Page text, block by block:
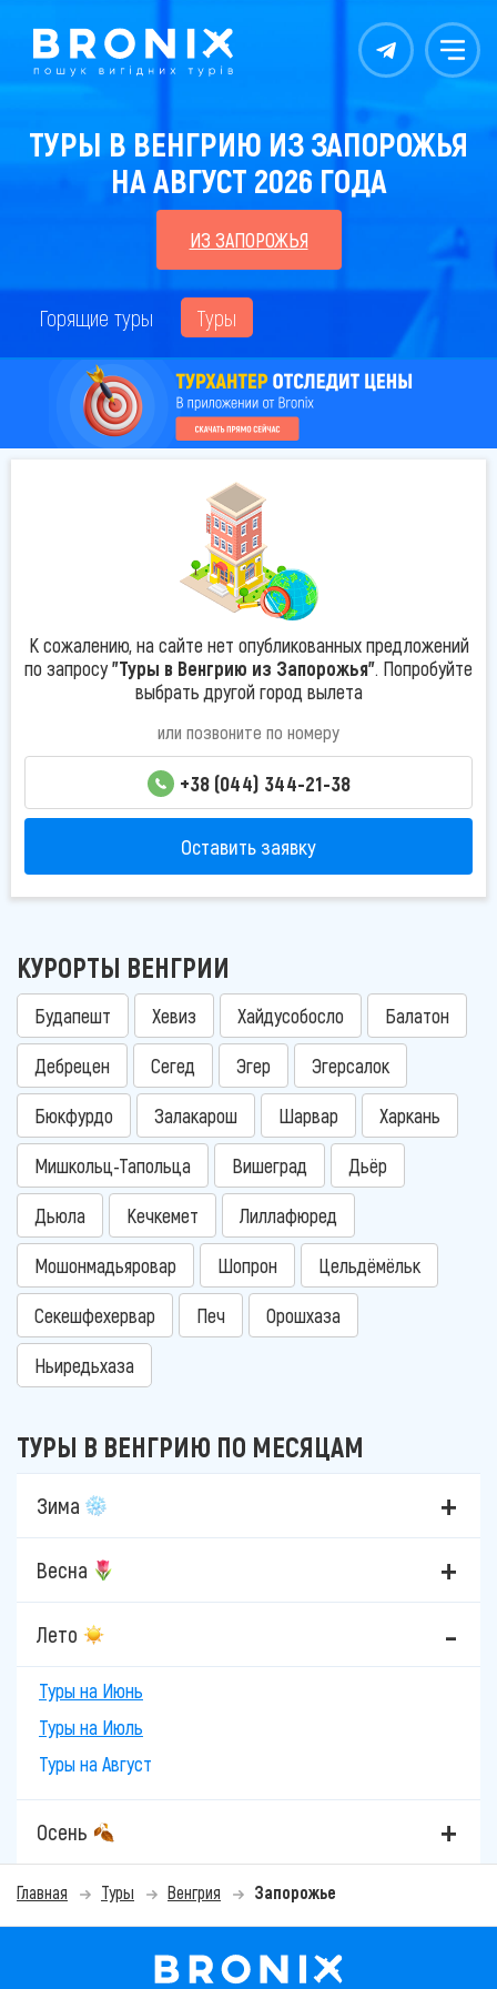
Контакты Меню
ТУРЫ В ВЕНГРИЮ ИЗ ЗАПОРОЖЬЯ
НА АВГУСТ 2026 ГОДА
ИЗ ЗАПОРОЖЬЯ
Горящие туры Туры
К сожалению, на сайте нет опубликованных предложений
по запросу"Туры в Венгрию из Запорожья". Попробуйте
выбрать другой город вылета
или позвоните по номеру
+38 (044) 344-21-38
Оставить заявку
КУРОРТЫ ВЕНГРИИ
Будапешт Хевиз Хайдусобосло Балатон
Дебрецен Сегед Эгер Эгерсалок
Бюкфурдо Залакарош Шарвар Харкань
Мишкольц-Тапольца Вишеград Дьёр
Дьюла Кечкемет Лиллафюред
Мошонмадьяровар Шопрон Цельдёмёльк
Секешфехервар Печ Орошхаза
Ньиредьхаза
ТУРЫ В ВЕНГРИЮ ПО МЕСЯЦАМ
Зима
Весна
Лето
Туры на Июнь
Туры на Июль
Туры на Август
Осень
Главная Туры Венгрия Запорожье